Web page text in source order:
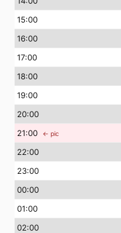
15:00
16:00
17:00
18:00
19:00
20:00
21:00 ← pic
22:00
23:00
00:00
01:00
02:00